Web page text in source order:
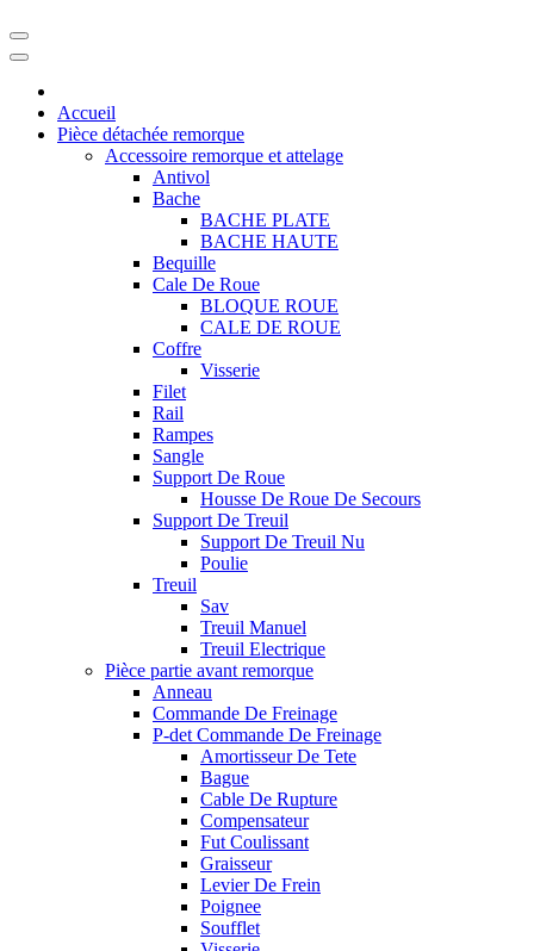
Accueil
Pièce détachée remorque
Accessoire remorque et attelage
Antivol
Bache
BACHE PLATE
BACHE HAUTE
Bequille
Cale De Roue
BLOQUE ROUE
CALE DE ROUE
Coffre
Visserie
Filet
Rail
Rampes
Sangle
Support De Roue
Housse De Roue De Secours
Support De Treuil
Support De Treuil Nu
Poulie
Treuil
Sav
Treuil Manuel
Treuil Electrique
Pièce partie avant remorque
Anneau
Commande De Freinage
P-det Commande De Freinage
Amortisseur De Tete
Bague
Cable De Rupture
Compensateur
Fut Coulissant
Graisseur
Levier De Frein
Poignee
Soufflet